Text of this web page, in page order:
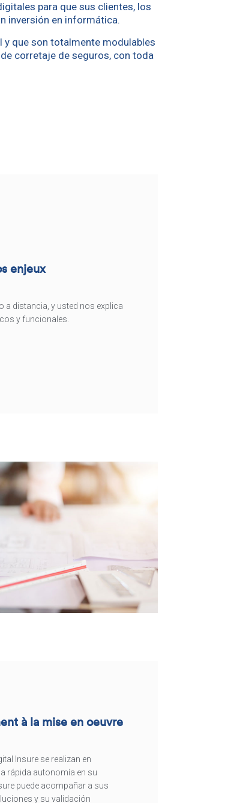
para que sus clientes, los
inversión en informática.
y que son totalmente modulables
corretaje de seguros, con toda
enjeux
a distancia, y usted nos explica
y funcionales.
à la mise en oeuvre
Insure se realizan en
rápida autonomía en su
puede acompañar a sus
y su validación